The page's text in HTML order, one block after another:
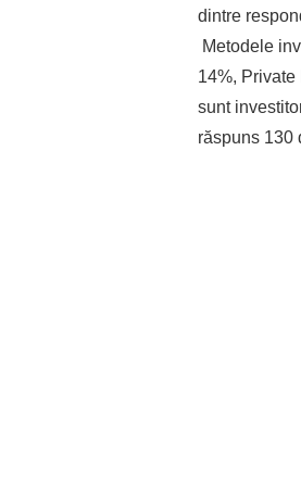
dintre
Metodele
14%,
sunt
răspuns 130